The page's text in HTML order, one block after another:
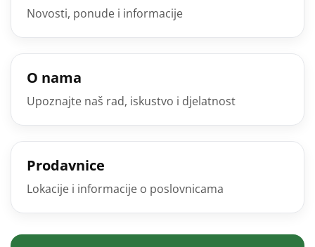
Novosti, ponude i informacije
O nama
Upoznajte naš rad, iskustvo i djelatnost
Prodavnice
Lokacije i informacije o poslovnicama